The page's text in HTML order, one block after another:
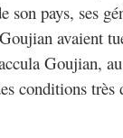
pays, ses
avaient
Goujian,
conditions très